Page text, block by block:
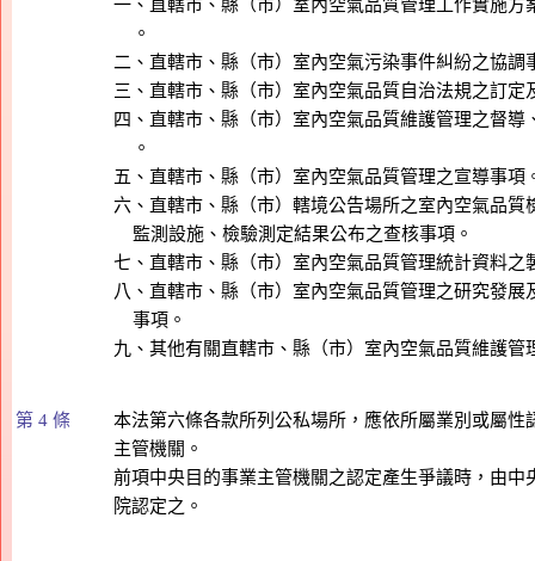
一、直轄市、縣（市）室內空氣品質管理工作實施方
    。
二、直轄市、縣（市）室內空氣污染事件糾紛之協調
三、直轄市、縣（市）室內空氣品質自治法規之訂定
四、直轄市、縣（市）室內空氣品質維護管理之督導
    。
五、直轄市、縣（市）室內空氣品質管理之宣導事項
六、直轄市、縣（市）轄境公告場所之室內空氣品質
    監測設施、檢驗測定結果公布之查核事項。
七、直轄市、縣（市）室內空氣品質管理統計資料之
八、直轄市、縣（市）室內空氣品質管理之研究發展
    事項。
第 4 條
本法第六條各款所列公私場所，應依所屬業別或屬性
主管機關。
前項中央目的事業主管機關之認定產生爭議時，由中